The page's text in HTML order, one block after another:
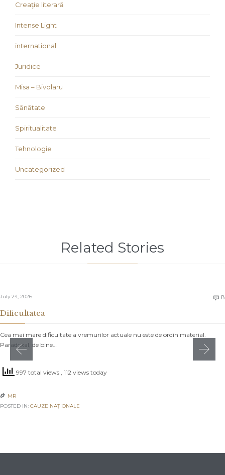
Creaţie literară
Intense Light
international
Juridice
Misa – Bivolaru
Sănătate
Spiritualitate
Tehnologie
Uncategorized
Related Stories
July 24, 2026  8
Dificultatea
Cea mai mare dificultate a vremurilor actuale nu este de ordin material.
Paradoxal, de bine…
997 total views , 112 views today
 MR
POSTED IN: CAUZE NAŢIONALE